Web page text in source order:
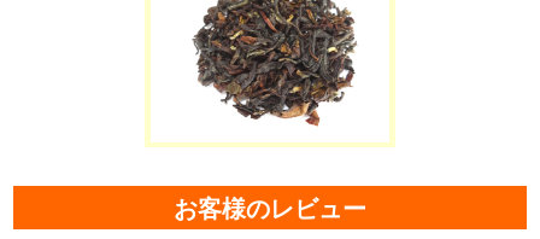
お客様のレビュー